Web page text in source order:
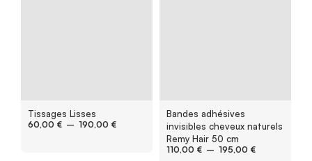
Tissages Lisses
60,00 € – 190,00 €
Bandes adhésives
invisibles cheveux naturels
Remy Hair 50 cm
110,00 € – 195,00 €